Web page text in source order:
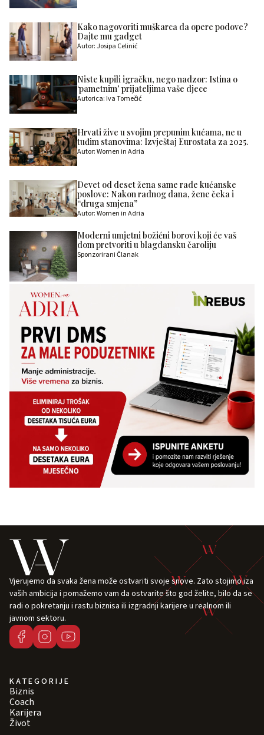
Kako nagovoriti muškarca da opere podove?
Dajte mu gadget
Autor: Josipa Celinić
Niste kupili igračku, nego nadzor: Istina o
‘pametnim’ prijateljima vaše djece
Autorica: Iva Tomečić
Hrvati žive u svojim prepunim kućama, ne u
tuđim stanovima: Izvještaj Eurostata za 2025.
Autor: Women in Adria
Devet od deset žena same rade kućanske
poslove: Nakon radnog dana, žene čeka i
“druga smjena”
Autor: Women in Adria
Moderni umjetni božićni borovi koji će vaš
dom pretvoriti u blagdansku čaroliju
Sponzorirani Članak
Vjerujemo da svaka žena može ostvariti svoje snove. Zato stojimo iza
vaših ambicija i pomažemo vam da ostvarite što god želite, bilo da se
radi o pokretanju i rastu biznisa ili izgradnji karijere u realnom ili
javnom sektoru.
KATEGORIJE
Biznis
Coach
Karijera
Život